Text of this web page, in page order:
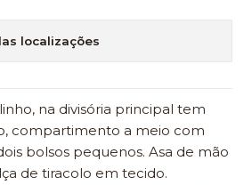
localizações
na divisória principal tem
compartimento a meio com
bolsos pequenos. Asa de mão
de tiracolo em tecido.